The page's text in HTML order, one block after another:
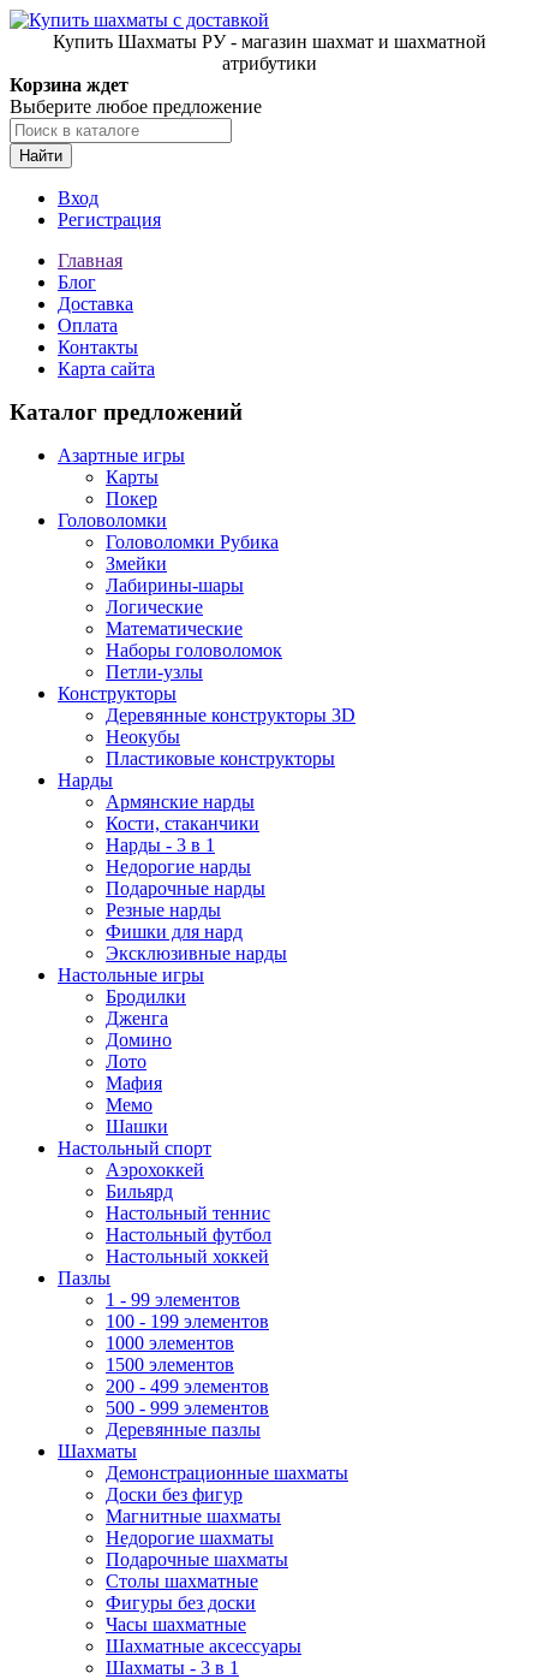
Купить Шахматы РУ - магазин шахмат и шахматной
атрибутики
Корзина ждет
Выберите любое предложение
Найти
Вход
Регистрация
Главная
Блог
Доставка
Оплата
Контакты
Карта сайта
Каталог предложений
Азартные игры
Карты
Покер
Головоломки
Головоломки Рубика
Змейки
Лабирины-шары
Логические
Математические
Наборы головоломок
Петли-узлы
Конструкторы
Деревянные конструкторы 3D
Неокубы
Пластиковые конструкторы
Нарды
Армянские нарды
Кости, стаканчики
Нарды - 3 в 1
Недорогие нарды
Подарочные нарды
Резные нарды
Фишки для нард
Эксклюзивные нарды
Настольные игры
Бродилки
Дженга
Домино
Лото
Мафия
Мемо
Шашки
Настольный спорт
Аэрохоккей
Бильярд
Настольный теннис
Настольный футбол
Настольный хоккей
Пазлы
1 - 99 элементов
100 - 199 элементов
1000 элементов
1500 элементов
200 - 499 элементов
500 - 999 элементов
Деревянные пазлы
Шахматы
Демонстрационные шахматы
Доски без фигур
Магнитные шахматы
Недорогие шахматы
Подарочные шахматы
Столы шахматные
Фигуры без доски
Часы шахматные
Шахматные аксессуары
Шахматы - 3 в 1